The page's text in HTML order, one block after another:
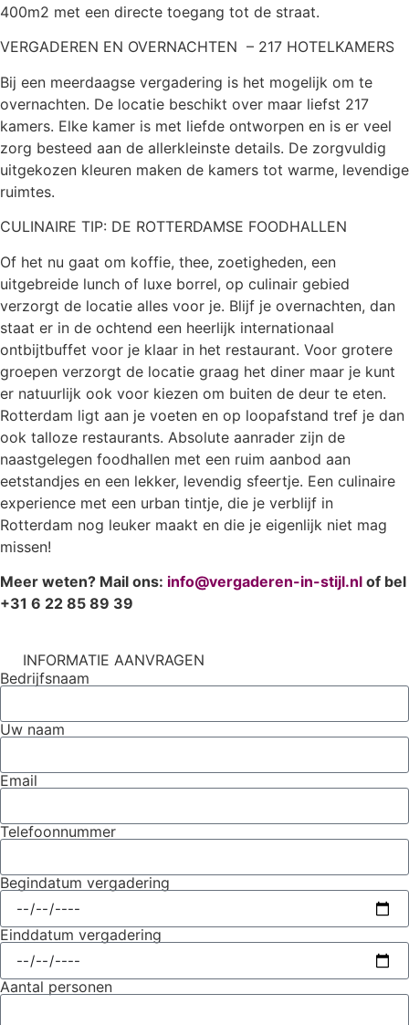
400m2 met een directe toegang tot de straat.
VERGADEREN EN OVERNACHTEN – 217 HOTELKAMERS
Bij een meerdaagse vergadering is het mogelijk om te
overnachten. De locatie beschikt over maar liefst 217
kamers. Elke kamer is met liefde ontworpen en is er veel
zorg besteed aan de allerkleinste details. De zorgvuldig
uitgekozen kleuren maken de kamers tot warme, levendige
ruimtes.
CULINAIRE TIP: DE ROTTERDAMSE FOODHALLEN
Of het nu gaat om koffie, thee, zoetigheden, een
uitgebreide lunch of luxe borrel, op culinair gebied
verzorgt de locatie alles voor je. Blijf je overnachten, dan
staat er in de ochtend een heerlijk internationaal
ontbijtbuffet voor je klaar in het restaurant. Voor grotere
groepen verzorgt de locatie graag het diner maar je kunt
er natuurlijk ook voor kiezen om buiten de deur te eten.
Rotterdam ligt aan je voeten en op loopafstand tref je dan
ook talloze restaurants. Absolute aanrader zijn de
naastgelegen foodhallen met een ruim aanbod aan
eetstandjes en een lekker, levendig sfeertje. Een culinaire
experience met een urban tintje, die je verblijf in
Rotterdam nog leuker maakt en die je eigenlijk niet mag
missen!
Meer weten? Mail ons: info@vergaderen-in-stijl.nl of bel
+31 6 22 85 89 39
INFORMATIE AANVRAGEN
Bedrijfsnaam
Uw naam
Email
Telefoonnummer
Begindatum vergadering
Einddatum vergadering
Aantal personen